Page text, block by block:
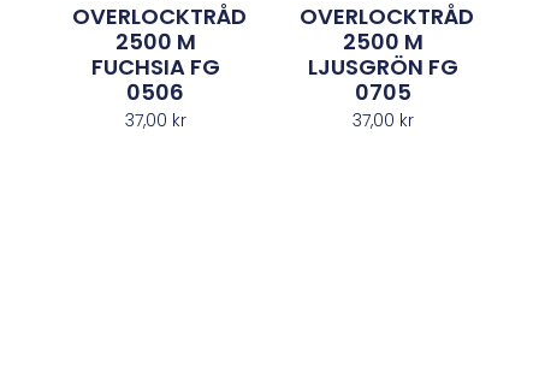
OVERLOCKTRÅD
2500 M
FUCHSIA FG
0506
37,00 kr
OVERLOCKTRÅD
2500 M
LJUSGRÖN FG
0705
37,00 kr